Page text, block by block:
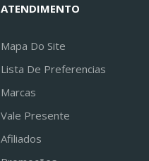
ATENDIMENTO
Mapa Do Site
Lista De Preferencias
Marcas
Vale Presente
Afiliados